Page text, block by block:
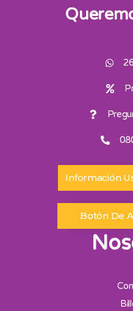
Información
Botón De